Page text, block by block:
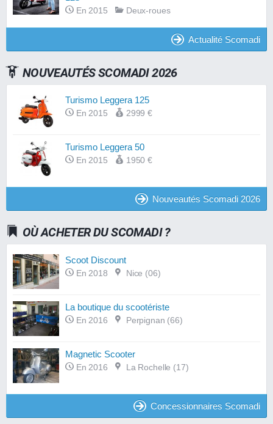
En 2015 Deux-roues
Actualité Scomadi
NOUVEAUTÉS SCOMADI 2026
Turismo Leggera 125
En 2015 2999 €
Turismo Leggera 50
En 2015 1950 €
Nouveautés Scomadi 2026
OÙ ACHETER DU SCOMADI ?
Scoot Discount
En 2018 Nice (06)
La boutique du scootériste
En 2016 Perpignan (66)
Magnetic Scooter
En 2016 La Rochelle (17)
Concessionnaires Scomadi